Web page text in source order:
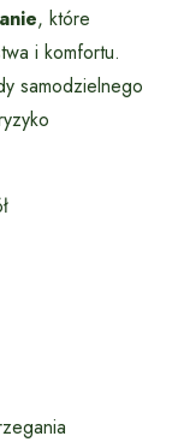
, które
i komfortu.
samodzielnego